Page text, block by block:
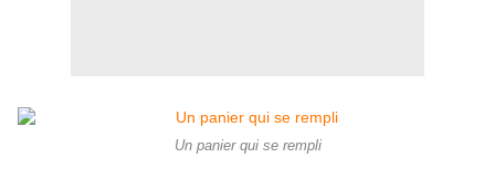
Un panier qui se rempli